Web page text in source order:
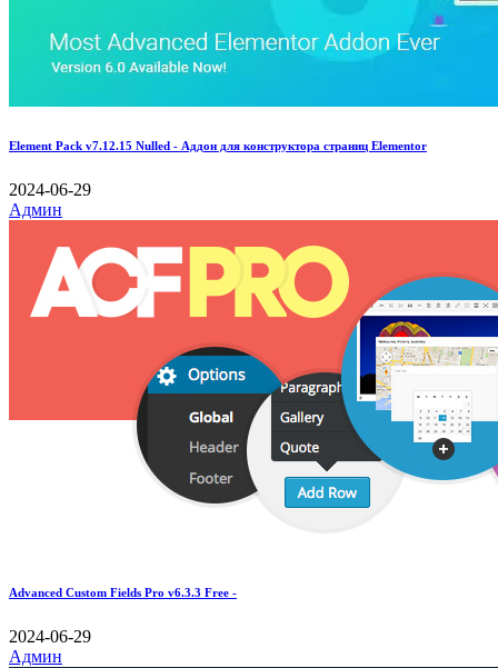
Element Pack v7.12.15 Nulled - Аддон для конструктора страниц Elementor
2024-06-29
Админ
Advanced Custom Fields Pro v6.3.3 Free -
2024-06-29
Админ